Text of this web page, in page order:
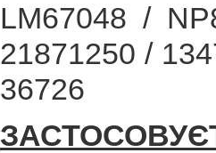
LM67048 /
21871250 /
36726